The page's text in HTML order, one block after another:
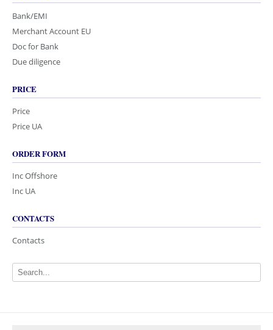
Bank/EMI
Merchant Account EU
Doc for Bank
Due diligence
PRICE
Price
Price UA
ORDER FORM
Inc Offshore
Inc UA
CONTACTS
Contacts